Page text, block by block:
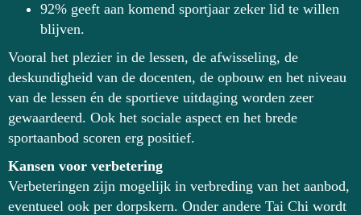
92% geeft aan komend sportjaar zeker lid te willen
blijven.
Vooral het plezier in de lessen, de afwisseling, de
deskundigheid van de docenten, de opbouw en het niveau
van de lessen én de sportieve uitdaging worden zeer
gewaardeerd. Ook het sociale aspect en het brede
sportaanbod scoren erg positief.
Kansen voor verbetering
Verbeteringen zijn mogelijk in verbreding van het aanbod,
eventueel ook per dorpskern. Onder andere Tai Chi wordt